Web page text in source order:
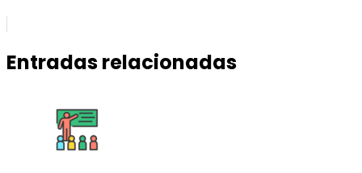
Entradas relacionadas